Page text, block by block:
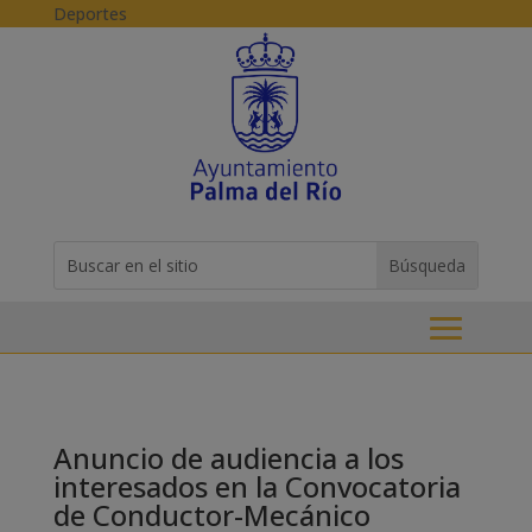
Skip to content
Deportes
for...
Anuncio de audiencia a los
interesados en la Convocatoria
de Conductor-Mecánico